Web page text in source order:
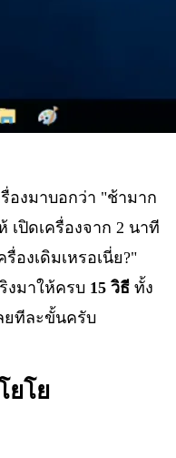
องมาบอกว่า "ช้ามาก
เปิดเครื่องจาก 2 นาที
องเดิมเหรอเนี่ย?"
งมาให้ครบ 15 วิธี ทั้ง
ยทีละขั้นครับ
ยโย